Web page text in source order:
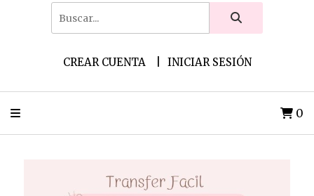
CREAR CUENTA INICIAR SESIÓN
0